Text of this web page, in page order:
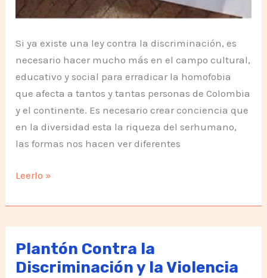
Si ya existe una ley contra la discriminación, es
necesario hacer mucho más en el campo cultural,
educativo y social para erradicar la homofobia
que afecta a tantos y tantas personas de Colombia
y el continente. Es necesario crear conciencia que
en la diversidad esta la riqueza del serhumano,
las formas nos hacen ver diferentes
No
homofobia
en
América
Latina
Leerlo »
Plantón Contra la
Discriminación y la Violencia